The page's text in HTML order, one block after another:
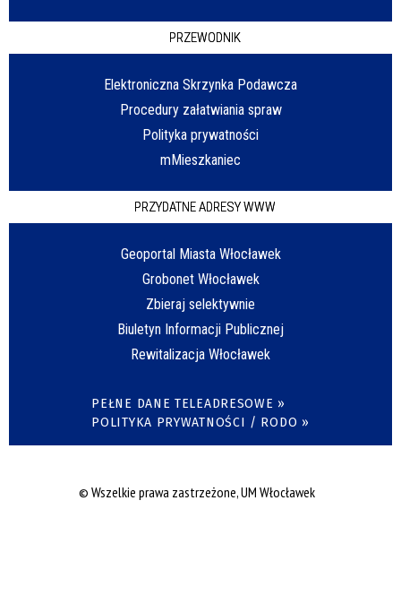
PRZEWODNIK
Elektroniczna Skrzynka Podawcza
Procedury załatwiania spraw
Polityka prywatności
mMieszkaniec
PRZYDATNE ADRESY WWW
Geoportal Miasta Włocławek
Grobonet Włocławek
Zbieraj selektywnie
Biuletyn Informacji Publicznej
Rewitalizacja Włocławek
PEŁNE DANE TELEADRESOWE »
POLITYKA PRYWATNOŚCI / RODO »
© Wszelkie prawa zastrzeżone, UM Włocławek